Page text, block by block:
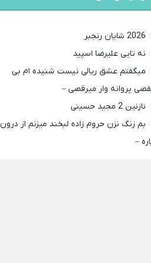
2026 شایان رنجبر
نه تایی علیرضا اسپید
میگفتم عشق ریالی نیست شنیده ام بی
پروانه وار میرقصی –
نازنین 2 مجید حسینی
بم زنگ نزن حروم زاده لبخند میزنم از درون
–